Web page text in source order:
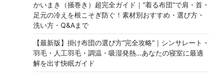
かいまき（掻巻き）超完全ガイド｜“着る布団”で肩・首・
足元の冷えを根こそぎ防ぐ！素材別おすすめ・選び方・
洗い方・Q&Aまで
【最新版】掛け布団の選び方“完全攻略”｜シンサレート・
羽毛・人工羽毛・調温・吸湿発熱…あなたの寝室に最適
解を出す快眠ガイド